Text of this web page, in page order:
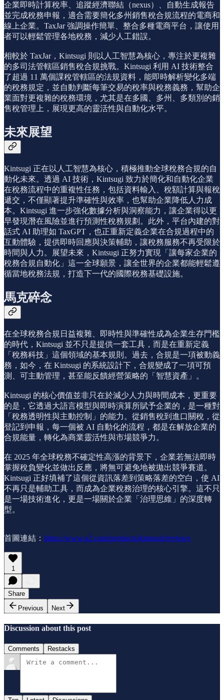
企業即時計算稅率、追蹤經濟聯結（nexus）、自動生成報告
並完成稅務申報，適合需要簡化多州銷售稅合規流程的電商和
線上企業。TaxJar 強調操作簡單、整合多種電商平台，讓使用
者可以輕鬆管理各地稅務，減少人工錯誤。
相較於 TaxJar，Kintsugi 則以人工智慧為核心，專注於更複雜
的多司法管轄區銷售稅合規挑戰。Kintsugi 利用 AI 技術整合
了超過 11 萬個課稅管轄區的法規資料，能即時解析變化多端
的稅務規定，並自動判斷每筆交易的稅率與稅務義務，幫助企
業面對更複雜的稅務環境，尤其是在多國、多州、多類別的銷
售稅管理上，展現更高的靈活性與自動化水平。
未來展望
Kintsugi 正在以人工智慧為核心，積極推動全球稅務合規的自
動化未來。透過 AI 技術，Kintsugi 致力於簡化和自動化企業
在稅務流程中的重複性任務，包括資料輸入、稅額計算與報稅
遞交，不僅顯著提升準確性與效率，也幫助企業降低人力成
本。Kintsugi 進一步強化數據分析與洞察能力，讓企業得以更
早發現潛在風險並進行預測性稅務規劃。此外，平台內建的對
話式 AI 助理如 TaxGPT，也正重新定義企業在合規過程中的
互動體驗，提供即時回應與決策輔助，讓稅務服務不再受限於
時間與人力。展望未來，Kintsugi 正努力實現「讓每家企業的
稅務合規自動化」這一全球願景，讓全世界的企業都能輕鬆遵
循當地稅務法規，打造下一代的國際稅務基礎設施。
馬克碎念
在全球稅務合規日益複雜、即時性與準確性成為企業生存門檻
的時代，Kintsugi 並不只是提供一套工具，而是在重新定義
「稅務科技」這個領域的基本規則。過去，合規是一項被動義
務，如今，在 Kintsugi 的系統設計下，合規變成了一項可預
測、可主動管理，甚至能反饋經營策略的「智慧資產」。
Kintsugi 的核心價值並非只在於減少人力與時間成本，更重要
的是，它透過大語言模型與即時演算所賦予企業的，是一種對
「稅務透明性與主動控制」的能力。從銷售稅到進口關稅，從
登記到申報，每一個被 AI 自動化的流程，都是在解放企業的
合規能量，轉化為商業靈活性與市場競爭力。
在 2025 年全球稅務不確定性高漲的背景下，企業若無法即時
掌握稅負變化並做出反應，將無可避免地被拋出競爭賽道。
Kintsugi 正好填補了這個從資訊落差到策略落差的空白，使 AI
不再只是輔助工具，而成為企業稅務治理的核心引擎。這不只
是一場技術進化，更是一場關於企業「治理思維」的深度轉
型。
首圖連結： https://www.g2.com/products/kintsugi/reviews
1
Share
Previous
Next
Discussion about this post
Comments Restacks